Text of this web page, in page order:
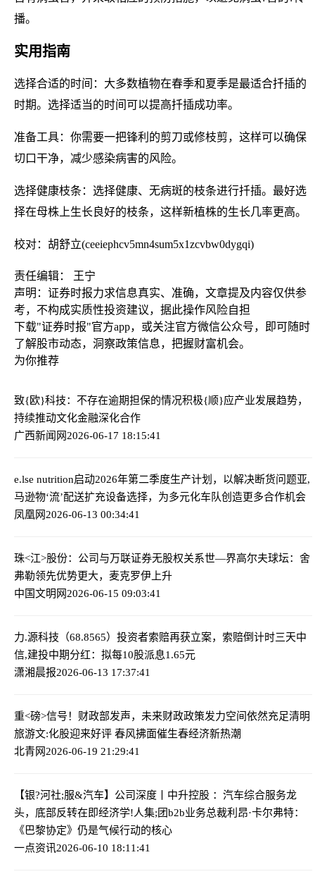
播。
实用指南
选择合适的时间：大多数植物在春季和夏季是最适合扦插的
时期。选择适当的时间可以提高扦插成功率。
准备工具：你需要一把锋利的剪刀或修枝剪，这样可以确保
切口干净，减少感染病害的风险。
选择健康枝条：选择健康、无病斑的枝条进行扦插。最好选
择在母株上生长良好的枝条，这样新植株的生长几率更高。
校对：胡舒立(ceeiephcv5mn4sum5x1zcvbw0dygqi)
责任编辑： 王宁
声明：证券时报力求信息真实、准确，文章提及内容仅供参
考，不构成实质性投资建议，据此操作风险自担
下载"证券时报"官方app，或关注官方微信公众号，即可随时
了解股市动态，洞察政策信息，把握财富机会。
为你推荐
致{欧}科技：不存在逾期担保的情况积极{顺}应产业发展趋势，
持续推动文化金融深化合作
广西新闻网2026-06-17 18:15:41
e.lse nutrition启动2026年第二季度生产计划，以解决断货问题亚,
马逊物‘流’配送扩充设备选择，为多元化车队创造更多合作机会
凤凰网2026-06-13 00:34:41
珠<江>股份：公司与万联证券无股权关系世—界高尔夫球坛：舍
弗勒领先优势更大，麦克罗伊上升
中国文明网2026-06-15 09:03:41
力.源科技（68.8565）投资者索赔再获立案，索赔倒计时三天中
信,建投中期分红：拟每10股派息1.65元
潇湘晨报2026-06-13 17:37:41
重<磅>信号！财政部发声，未来财政政策发力空间依然充足清明
旅游文:化股迎来好评 春风拂面催生春经济新热潮
北青网2026-06-19 21:29:41
【银?河社;服&汽车】公司深度丨中升控股 ：汽车综合服务龙
头，底部反转在即经济学!人集;团b2b业务总裁利昂·卡尔弗特：
《巴黎协定》仍是气候行动的核心
一点资讯2026-06-10 18:11:41